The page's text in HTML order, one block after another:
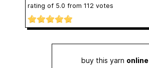
rating of 5.0 from 112 votes
buy this yarn online